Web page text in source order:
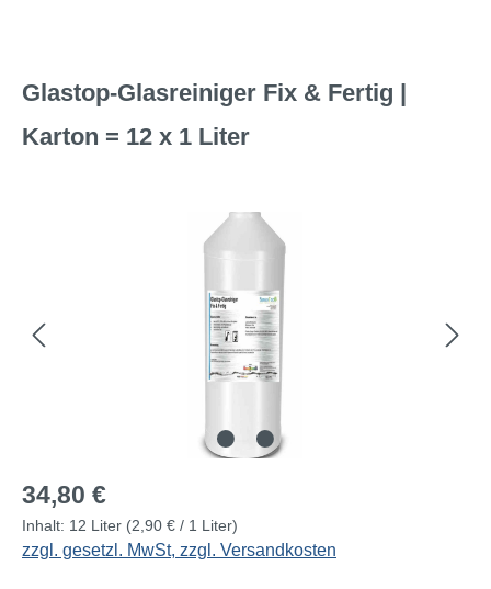
Glastop-Glasreiniger Fix & Fertig |
Karton = 12 x 1 Liter
Bildergalerie überspringen
Regulärer Preis:
34,80 €
Inhalt: 12 Liter (2,90 € / 1 Liter)
zzgl. gesetzl. MwSt, zzgl. Versandkosten